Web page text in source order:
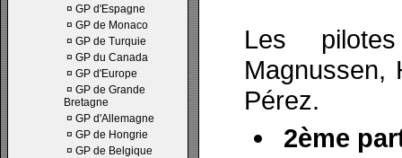
¤ GP d'Espagne
¤ GP de Monaco
¤ GP de Turquie
¤ GP du Canada
¤ GP d'Europe
¤ GP de Grande
Bretagne
¤ GP d'Allemagne
¤ GP de Hongrie
¤ GP de Belgique
Les
Magnussen,
Pérez.
2ème